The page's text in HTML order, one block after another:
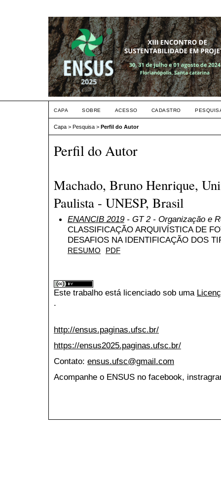
CAPA SOBRE ACESSO CADASTRO
Capa > Pesquisa > Perfil do Autor
Perfil do Autor
Machado, Bruno Henrique,
Paulista - UNESP, Brasil
ENANCIB 2019 - GT 2 - Organização e
CLASSIFICAÇÃO ARQUIVÍSTICA DE
DESAFIOS NA IDENTIFICAÇÃO DOS
RESUMO PDF
Este trabalho está licenciado sob uma
.
http://ensus.paginas.ufsc.br/
https://ensus2025.paginas.ufsc.br/
Contato: ensus.ufsc@gmail.com
Acompanhe o ENSUS no facebook,